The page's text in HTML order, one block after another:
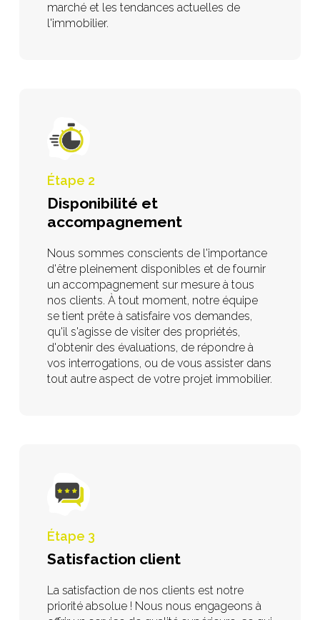
marché et les tendances actuelles de
l'immobilier.
Étape 2
Disponibilité et
accompagnement
Nous sommes conscients de l'importance
d'être pleinement disponibles et de fournir
un accompagnement sur mesure à tous
nos clients. À tout moment, notre équipe
se tient prête à satisfaire vos demandes,
qu'il s'agisse de visiter des propriétés,
d'obtenir des évaluations, de répondre à
vos interrogations, ou de vous assister dans
tout autre aspect de votre projet immobilier.
Étape 3
Satisfaction client
La satisfaction de nos clients est notre
priorité absolue ! Nous nous engageons à